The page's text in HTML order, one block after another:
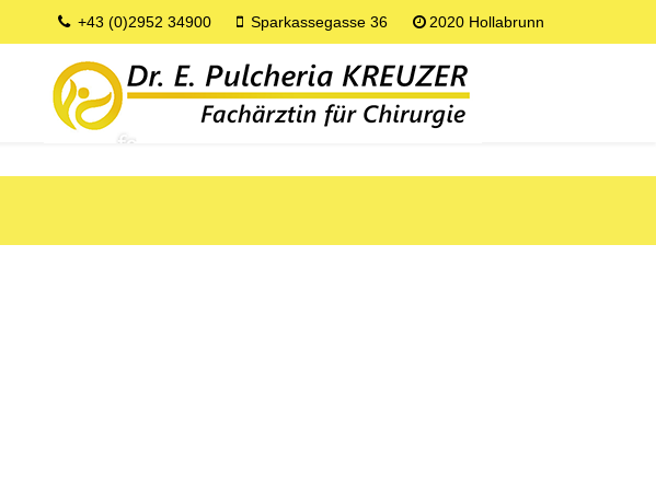
+43 (0)2952 34900 Sparkassegasse 36 2020 Hollabrunn